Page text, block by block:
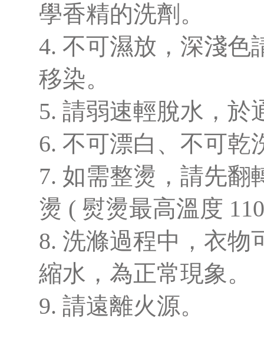
學香精的洗劑。
4. 不可濕放，深淺色
移染。
5. 請弱速輕脫水，於
6. 不可漂白、不可乾
7. 如需整燙，請先翻
燙 ( 熨燙最高溫度
8. 洗滌過程中，衣物
縮水，為正常現象。
9. 請遠離火源。